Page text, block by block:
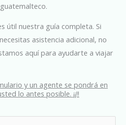
útil nuestra guía completa. Si
asistencia adicional, no
aquí para ayudarte a viajar
y un agente se pondrá en
lo antes posible. ¡¡!!